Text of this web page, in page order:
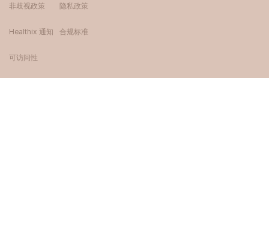
非歧视政策 隐私政策
Healthix 通知 合规标准
可访问性